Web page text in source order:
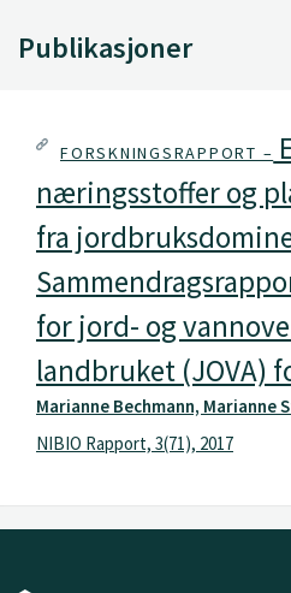
Publikasjoner
FORSKNINGSRAPPORT –
næringsstoffer og
fra
for jord- og
landbruket (JOVA)
Marianne Bechmann, Marianne
NIBIO Rapport, 3(71), 2017